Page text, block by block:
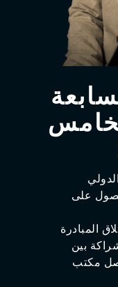
على
المبادرة
بين
مكتب